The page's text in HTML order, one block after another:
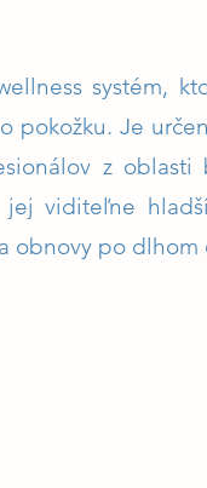
systém,
pokožku. Je
z
viditeľne
obnovy po